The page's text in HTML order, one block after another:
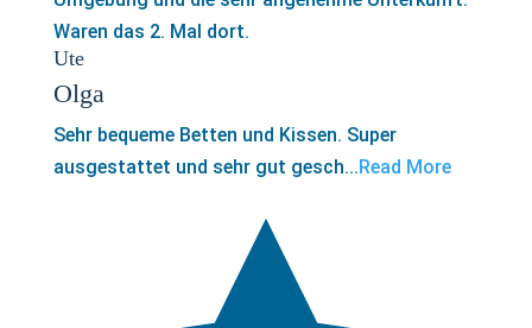
Waren das 2. Mal dort.
Ute
Olga
Sehr bequeme Betten und Kissen. Super
ausgestattet und sehr gut gesch...Read More